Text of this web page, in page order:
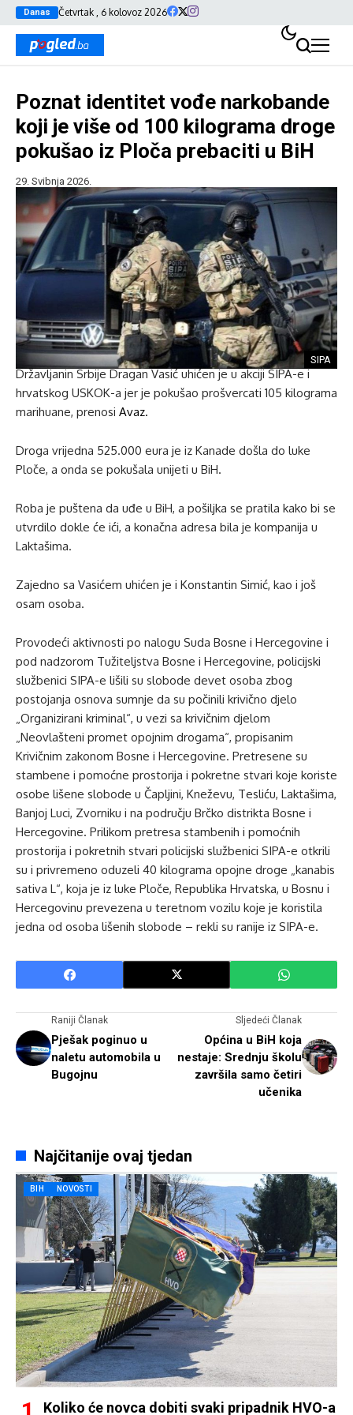
Danas Četvrtak , 6 kolovoz 2026
Poznat identitet vođe narkobande
koji je više od 100 kilograma droge
pokušao iz Ploča prebaciti u BiH
29. Svibnja 2026.
SIPA
Državljanin Srbije Dragan Vasić uhićen je u akciji SIPA-e i
hrvatskog USKOK-a jer je pokušao prošvercati 105 kilograma
marihuane, prenosi Avaz.
Droga vrijedna 525.000 eura je iz Kanade došla do luke
Ploče, a onda se pokušala unijeti u BiH.
Roba je puštena da uđe u BiH, a pošiljka se pratila kako bi se
utvrdilo dokle će ići, a konačna adresa bila je kompanija u
Laktašima.
Zajedno sa Vasićem uhićen je i Konstantin Simić, kao i još
osam osoba.
Provodeći aktivnosti po nalogu Suda Bosne i Hercegovine i
pod nadzorom Tužiteljstva Bosne i Hercegovine, policijski
službenici SIPA-e lišili su slobode devet osoba zbog
postojanja osnova sumnje da su počinili krivično djelo
„Organizirani kriminal“, u vezi sa krivičnim djelom
„Neovlašteni promet opojnim drogama“, propisanim
Krivičnim zakonom Bosne i Hercegovine. Pretresene su
stambene i pomoćne prostorija i pokretne stvari koje koriste
osobe lišene slobode u Čapljini, Kneževu, Tesliću, Laktašima,
Banjoj Luci, Zvorniku i na području Brčko distrikta Bosne i
Hercegovine. Prilikom pretresa stambenih i pomoćnih
prostorija i pokretnih stvari policijski službenici SIPA-e otkrili
su i privremeno oduzeli 40 kilograma opojne droge „kanabis
sativa L“, koja je iz luke Ploče, Republika Hrvatska, u Bosnu i
Hercegovinu prevezena u teretnom vozilu koje je koristila
jedna od osoba lišenih slobode – rekli su ranije iz SIPA-e.
Raniji Članak
Pješak poginuo u
naletu automobila u
Bugojnu
Sljedeći Članak
Općina u BiH koja
nestaje: Srednju školu
završila samo četiri
učenika
Najčitanije ovaj tjedan
BIH NOVOSTI
Koliko će novca dobiti svaki pripadnik HVO-a